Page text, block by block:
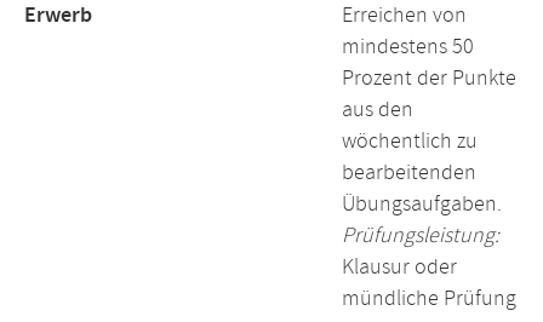
Erwerb
Erreichen von
mindestens 50
Prozent der Punkte
aus den
wöchentlich zu
bearbeitenden
Übungsaufgaben.
Prüfungsleistung:
Klausur oder
mündliche Prüfung